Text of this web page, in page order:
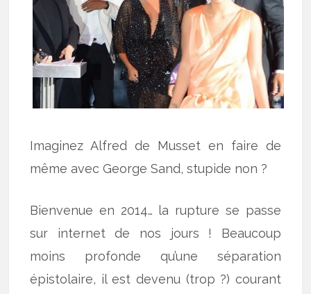
Imaginez Alfred de Musset en faire de
même avec George Sand, stupide non ?
Bienvenue en 2014… la rupture se passe
sur internet de nos jours ! Beaucoup
moins profonde qu’une séparation
épistolaire, il est devenu (trop ?) courant